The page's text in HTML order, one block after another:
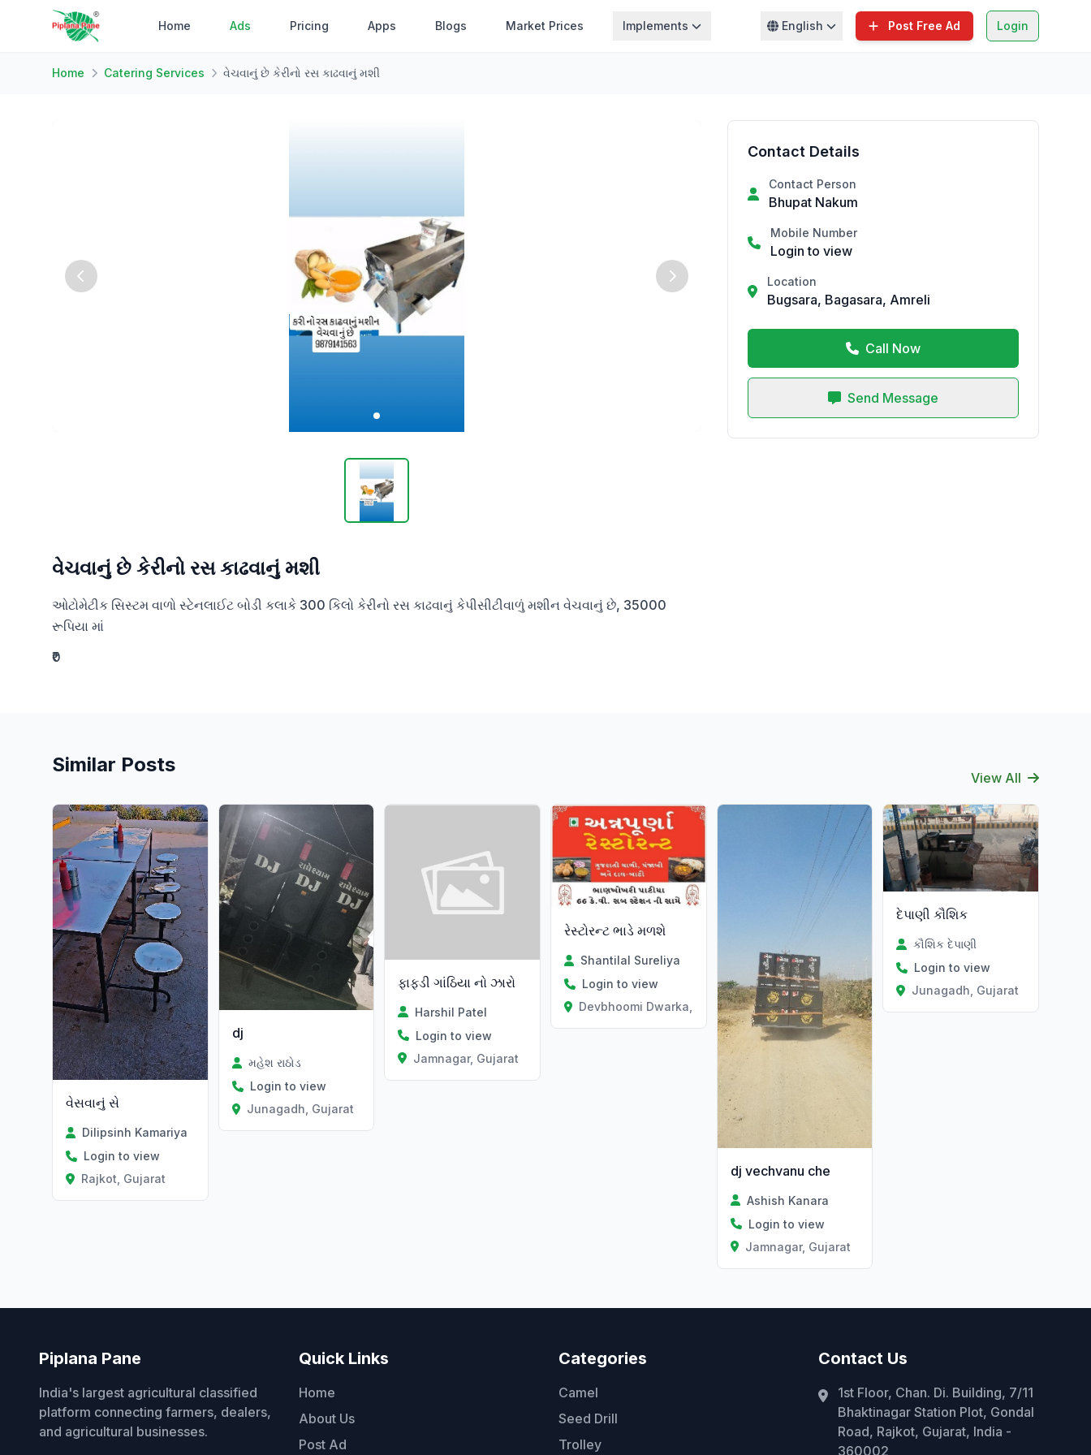
Home Ads Pricing Apps Blogs Market Prices Implements English Post Free Ad Login
Home Catering Services વેચવાનું છે કેરીનો રસ કાઢવાનું મશી
વેચવાનું છે કેરીનો રસ કાઢવાનું મશી
ઓટોમેટીક સિસ્ટમ વાળો સ્ટેનલાઈટ બોડી કલાકે 300 કિલો કેરીનો રસ કાઢવાનું કેપીસીટીવાળું મશીન વેચવાનું છે, 35000
રૂપિયા માં
₹0
Contact Details
Contact Person
Bhupat Nakum
Mobile Number
Login to view
Location
Bugsara, Bagasara, Amreli
Call Now
Send Message
Similar Posts
View All
વેસવાનું સે
Dilipsinh Kamariya
Login to view
Rajkot, Gujarat
dj
મહેશ રાઠોડ
Login to view
Junagadh, Gujarat
ફાફડી ગાંઠિયા નો ઝારો
Harshil Patel
Login to view
Jamnagar, Gujarat
રેસ્ટોરન્ટ ભાડે મળશે
Shantilal Sureliya
Login to view
Devbhoomi Dwarka, Gujarat
dj vechvanu che
Ashish Kanara
Login to view
Jamnagar, Gujarat
દેપાણી કૌશિક
કૌશિક દેપાણી
Login to view
Junagadh, Gujarat
Piplana Pane
India's largest agricultural classified
platform connecting farmers, dealers,
and agricultural businesses.
Quick Links
Home
About Us
Post Ad
Categories
Camel
Seed Drill
Trolley
Contact Us
1st Floor, Chan. Di. Building, 7/11
Bhaktinagar Station Plot, Gondal
Road, Rajkot, Gujarat, India -
360002